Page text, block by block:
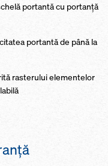
portantă cu portanță
portantă de până la
rasterului elementelor